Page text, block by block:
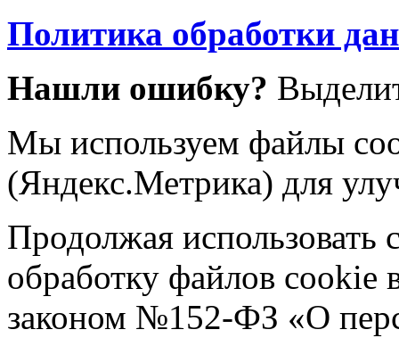
Политика обработки
Нашли ошибку?
Мы используем файлы
(Яндекс.Метрика) для
Продолжая использовать
обработку файлов cookie
законом №152-ФЗ «О